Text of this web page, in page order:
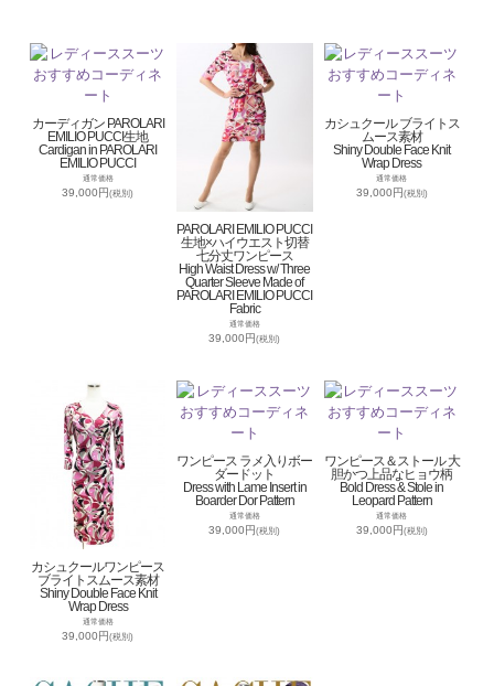
カーディガン PAROLARI
EMILIO PUCCI生地
Cardigan in PAROLARI
EMILIO PUCCI
通常価格
39,000円(税別)
PAROLARI EMILIO PUCCI
生地×ハイウエスト切替
七分丈ワンピース
High Waist Dress w/ Three
Quarter Sleeve Made of
PAROLARI EMILIO PUCCI
Fabric
通常価格
39,000円(税別)
カシュクール ブライトス
ムース素材
Shiny Double Face Knit
Wrap Dress
通常価格
39,000円(税別)
カシュクールワンピース
ブライトスムース素材
Shiny Double Face Knit
Wrap Dress
通常価格
39,000円(税別)
ワンピース ラメ入りボー
ダードット
Dress with Lame Insert in
Boarder Dor Pattern
通常価格
39,000円(税別)
ワンピース＆ストール 大
胆かつ上品なヒョウ柄
Bold Dress & Stole in
Leopard Pattern
通常価格
39,000円(税別)